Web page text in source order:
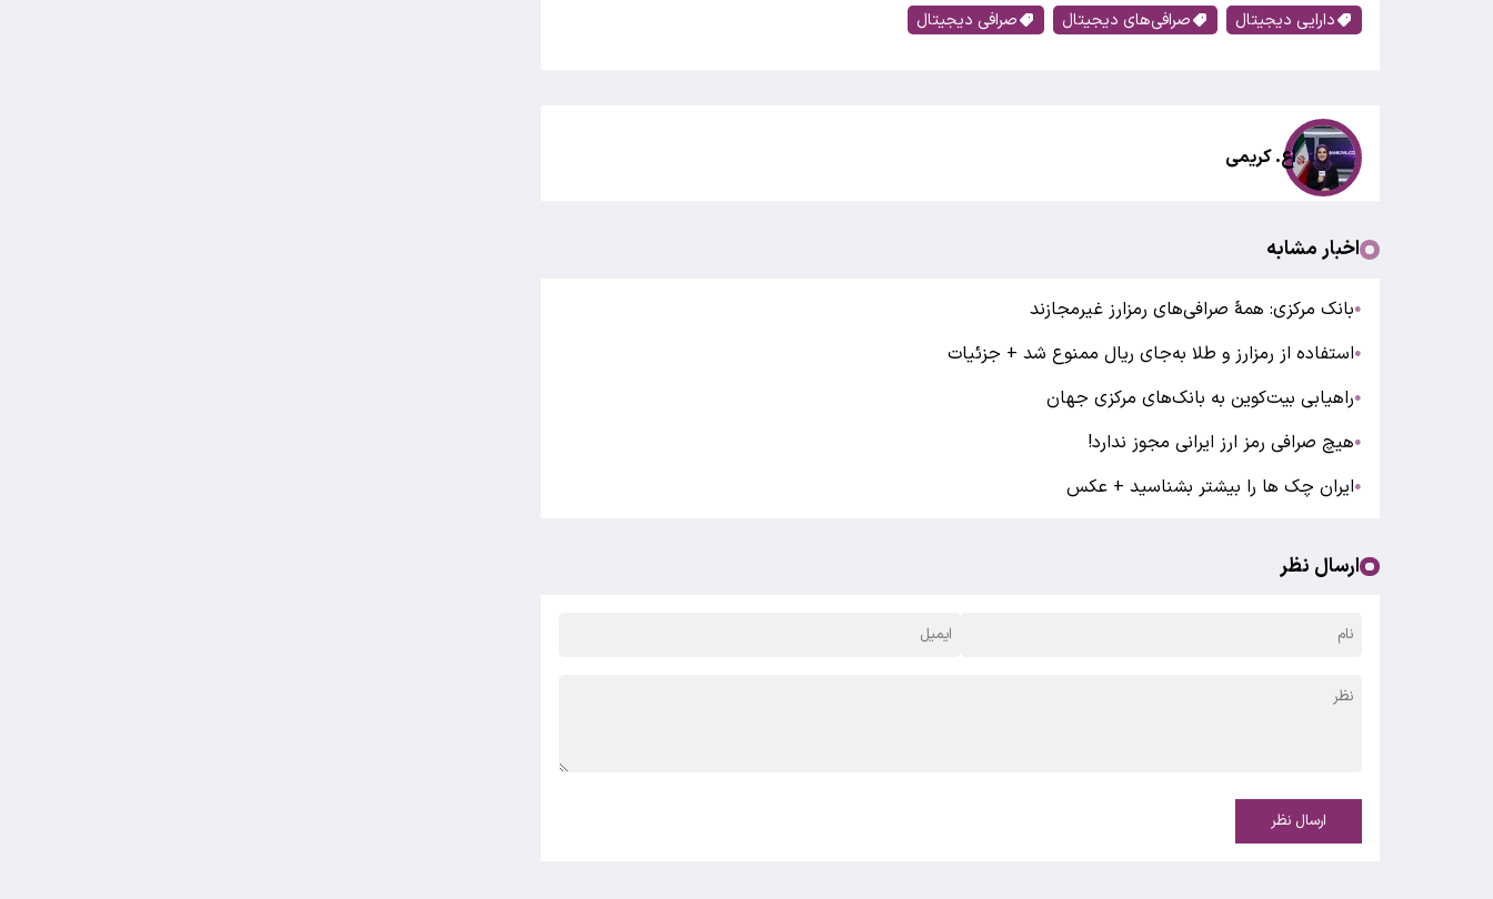
دارایی دیجیتال
صرافی‌های دیجیتال صرافی دیجیتال
اع. کریمی
اخبار مشابه
●بانک مرکزی: همۀ صرافی‌های رمزارز غیرمجازند
●استفاده از رمزارز و طلا به‌جای ریال ممنوع شد + جزئیات
●راهیابی بیت‌کوین به بانک‌های مرکزی جهان
●هیچ صرافی رمز ارز ایرانی مجوز ندارد!
●ایران‌ چک‌ ها را بیشتر بشناسید + عکس
ارسال نظر
ارسال نظر